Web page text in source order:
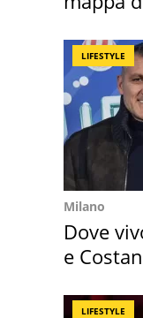
LIFESTYLE
Milano
Dove
e
LIFESTYLE